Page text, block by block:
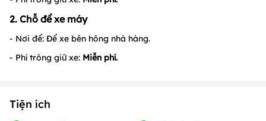
2. Chỗ để xe máy
- Nơi để: Để xe bên hông nhà hàng.
- Phí trông giữ xe: Miễn phí.
Tiện ích